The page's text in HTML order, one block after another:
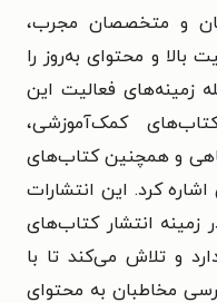
و متخصصان مجرب،
و محتوای به‌روز را
زمینه‌های فعالیت این
کمک‌آموزشی،
و همچنین کتاب‌های
کرد. این انتشارات
زمینه انتشار کتاب‌های
و تلاش می‌کند تا با
مخاطبان به محتوای